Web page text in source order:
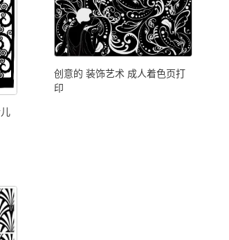
创意的 装饰艺术 成人着色页打
印